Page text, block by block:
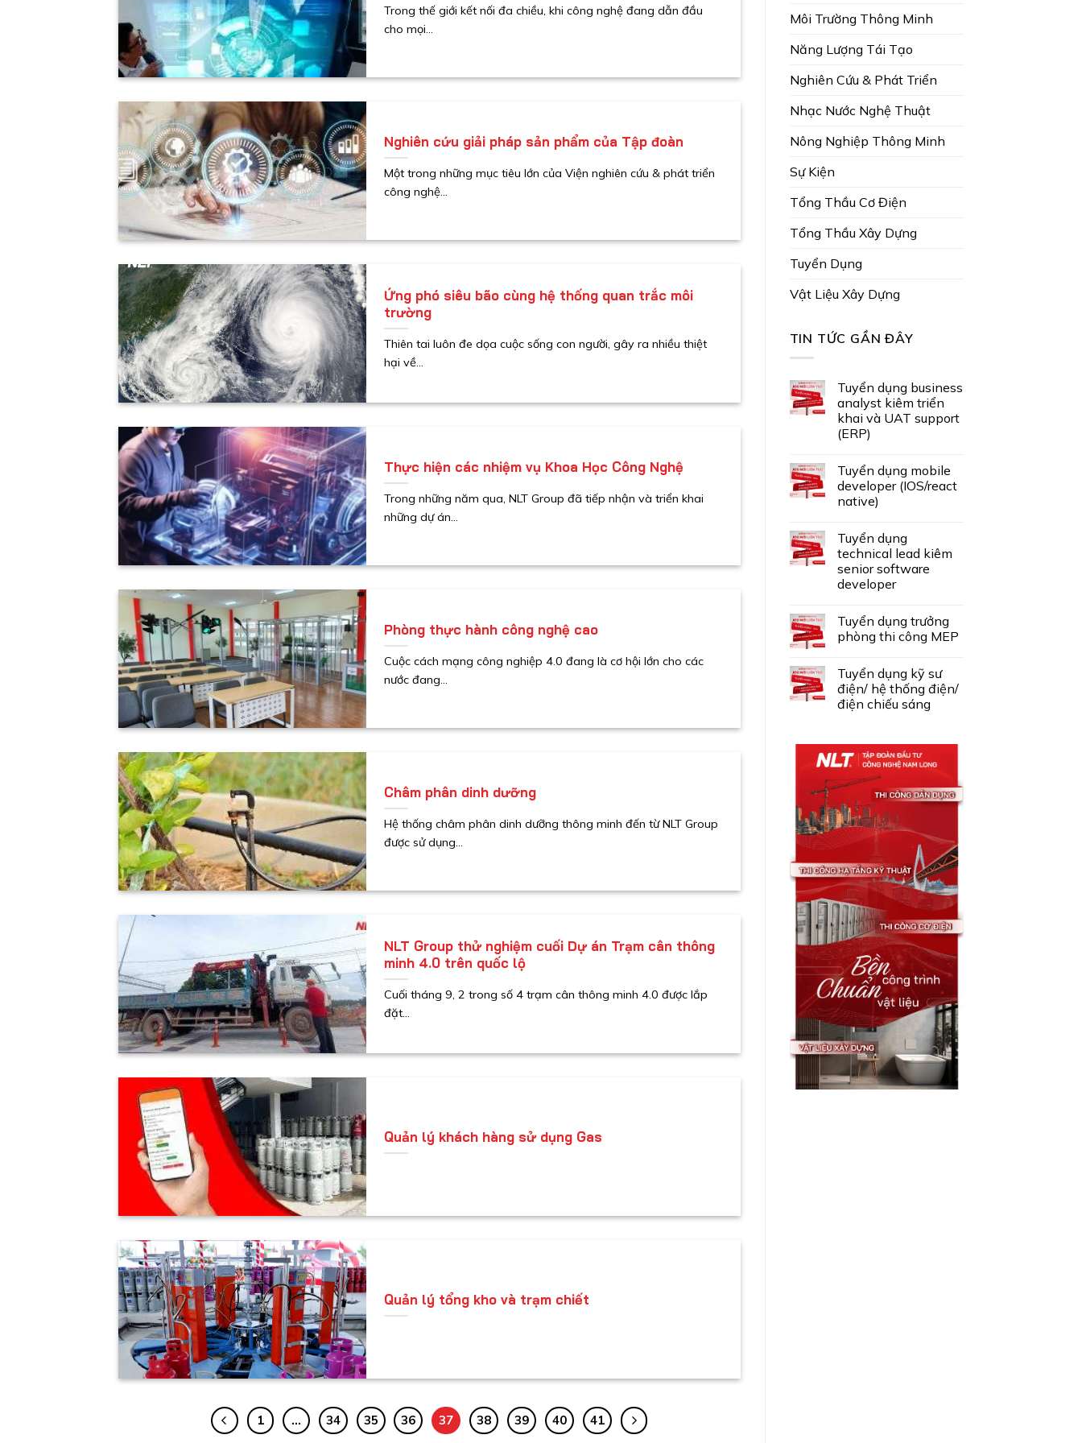
Trong thế giới kết nối đa chiều, khi công nghệ đang dẫn đầu
cho mọi...
Nghiên cứu giải pháp sản phẩm của Tập đoàn
Một trong những mục tiêu lớn của Viện nghiên cứu & phát triển
công nghệ...
Ứng phó siêu bão cùng hệ thống quan trắc môi
trường
Thiên tai luôn đe dọa cuộc sống con người, gây ra nhiều thiệt
hại về...
Thực hiện các nhiệm vụ Khoa Học Công Nghệ
Trong những năm qua, NLT Group đã tiếp nhận và triển khai
những dự án...
Phòng thực hành công nghệ cao
Cuộc cách mạng công nghiệp 4.0 đang là cơ hội lớn cho các
nước đang...
Châm phân dinh dưỡng
Hệ thống châm phân dinh dưỡng thông minh đến từ NLT Group
được sử dụng...
NLT Group thử nghiệm cuối Dự án Trạm cân thông
minh 4.0 trên quốc lộ
Cuối tháng 9, 2 trong số 4 trạm cân thông minh 4.0 được lắp
đặt...
Quản lý khách hàng sử dụng Gas
Quản lý tổng kho và trạm chiết
1 … 34 35 36 37 38 39 40 41
Môi Trường Thông Minh
Năng Lượng Tái Tạo
Nghiên Cứu & Phát Triển
Nhạc Nước Nghệ Thuật
Nông Nghiệp Thông Minh
Sự Kiện
Tổng Thầu Cơ Điện
Tổng Thầu Xây Dựng
Tuyển Dụng
Vật Liệu Xây Dựng
TIN TỨC GẦN ĐÂY
Tuyển dụng business
analyst kiêm triển
khai và UAT support
(ERP)
Tuyển dụng mobile
developer (IOS/react
native)
Tuyển dụng
technical lead kiêm
senior software
developer
Tuyển dụng trưởng
phòng thi công MEP
Tuyển dụng kỹ sư
điện/ hệ thống điện/
điện chiếu sáng